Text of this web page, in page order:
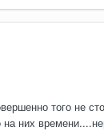
того не
них